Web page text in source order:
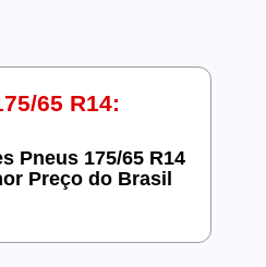
65 R14:
Pneus 175/65 R14
Preço do Brasil